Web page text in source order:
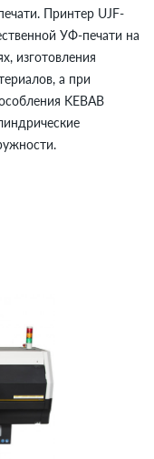
Принтер UJF-
УФ-печати на
изготовления
а при
KEBAB